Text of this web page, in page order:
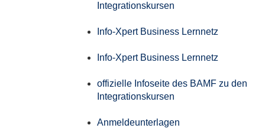
Integrationskursen
Info-Xpert Business Lernnetz
Info-Xpert Business Lernnetz
offizielle Infoseite des BAMF zu den
Integrationskursen
Anmeldeunterlagen